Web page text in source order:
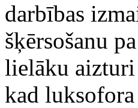
darbības
šķērsošanu
lielāku aizturi
kad